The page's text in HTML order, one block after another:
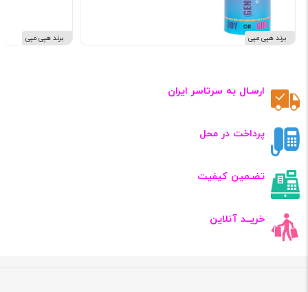
برند هپی مپی برند هپی مپی
ارسـال به سرتاسر ایران
پرداخت در محل
تضـمین کیفیت
خریــد آنلاین